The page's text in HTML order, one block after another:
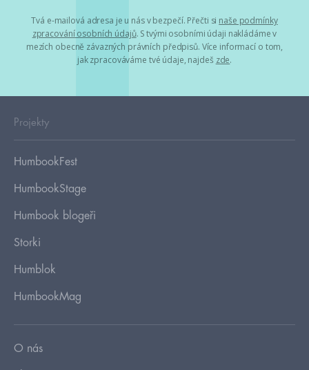
Tvá e-mailová adresa je u nás v bezpečí. Přečti si naše podmínky
zpracování osobních údajů. S tvými osobními údaji nakládáme v
mezích obecně závazných právních předpisů. Více informací o tom,
jak zpracováváme tvé údaje, najdeš zde.
Projekty
HumbookFest
HumbookStage
Humbook blogeři
Storki
Humblok
HumbookMag
O nás